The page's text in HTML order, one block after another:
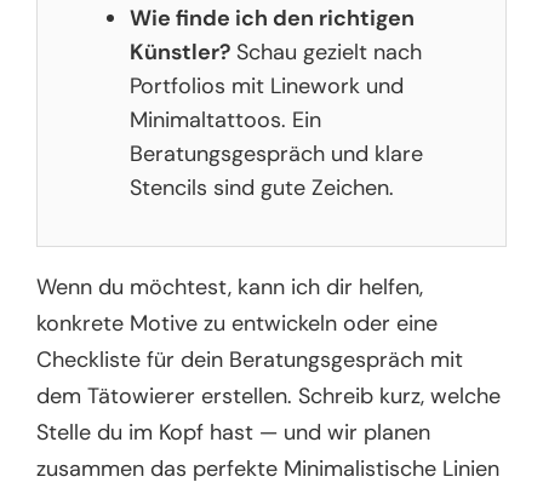
Wie finde ich den richtigen
Künstler? Schau gezielt nach
Portfolios mit Linework und
Minimaltattoos. Ein
Beratungsgespräch und klare
Stencils sind gute Zeichen.
Wenn du möchtest, kann ich dir helfen,
konkrete Motive zu entwickeln oder eine
Checkliste für dein Beratungsgespräch mit
dem Tätowierer erstellen. Schreib kurz, welche
Stelle du im Kopf hast — und wir planen
zusammen das perfekte Minimalistische Linien